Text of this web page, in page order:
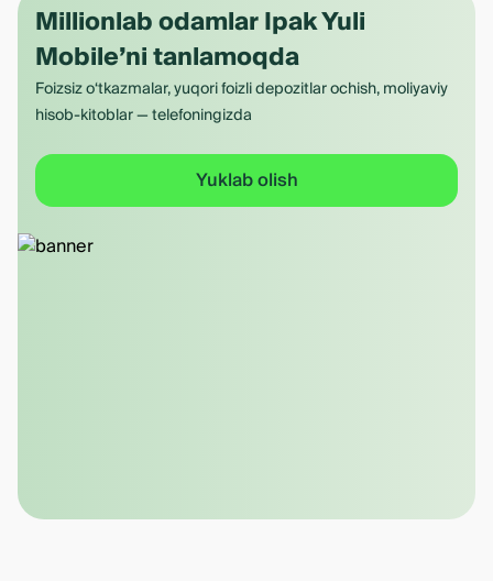
Millionlab odamlar Ipak Yuli
Mobile’ni tanlamoqda
Foizsiz o‘tkazmalar, yuqori foizli depozitlar ochish, moliyaviy
hisob-kitoblar — telefoningizda
Yuklab olish